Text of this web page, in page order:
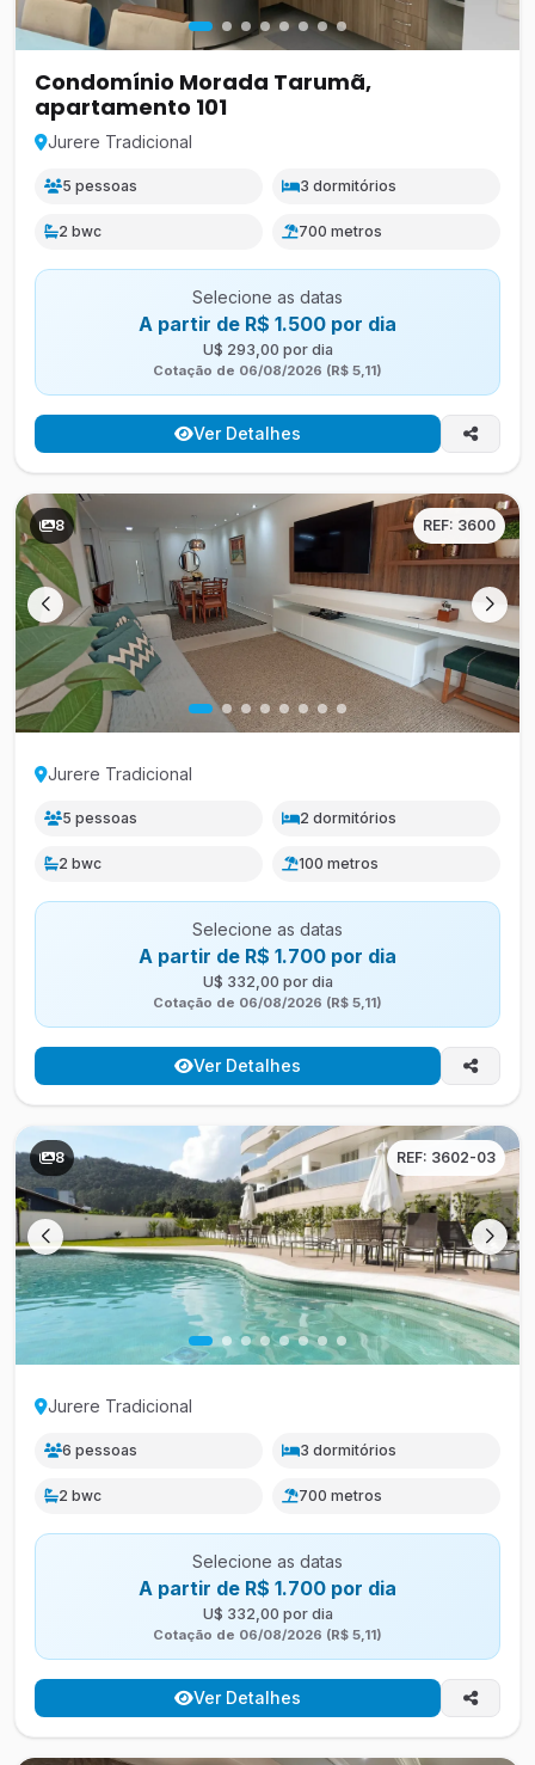
Condomínio Morada Tarumã,
apartamento 101
Jurere Tradicional
5 pessoas 3 dormitórios
2 bwc 700 metros
Selecione as datas
A partir de R$ 1.500 por dia
U$ 293,00 por dia
Cotação de 06/08/2026 (R$ 5,11)
Ver Detalhes
REF: 3600
8
Jurere Tradicional
5 pessoas 2 dormitórios
2 bwc 100 metros
Selecione as datas
A partir de R$ 1.700 por dia
U$ 332,00 por dia
Cotação de 06/08/2026 (R$ 5,11)
Ver Detalhes
REF: 3602-03
8
Jurere Tradicional
6 pessoas 3 dormitórios
2 bwc 700 metros
Selecione as datas
A partir de R$ 1.700 por dia
U$ 332,00 por dia
Cotação de 06/08/2026 (R$ 5,11)
Ver Detalhes